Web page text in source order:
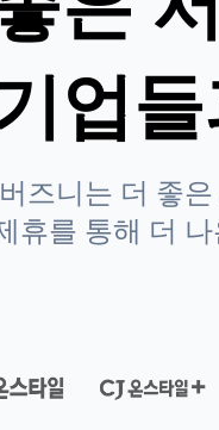
업
버즈니는 더 좋
휴를 통해 더